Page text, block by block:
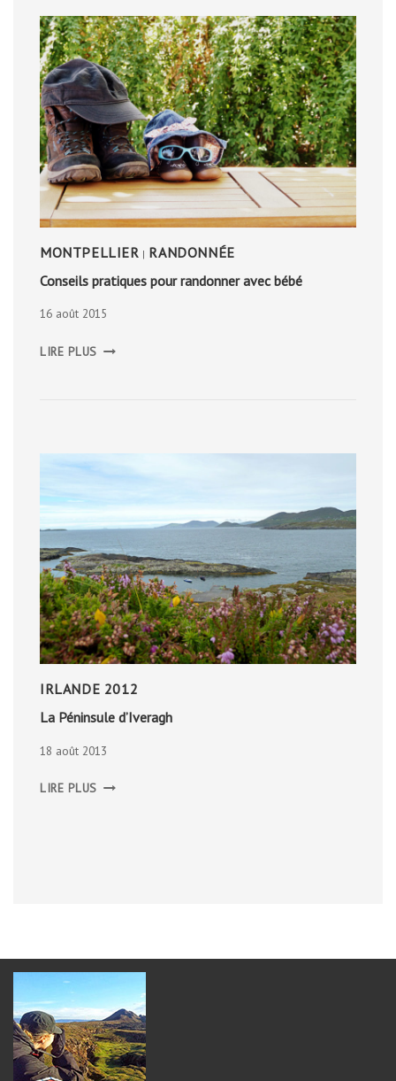
MONTPELLIER | RANDONNÉE
Conseils pratiques pour randonner avec bébé
16 août 2015
LIRE PLUS PRATIQUES
IRLANDE 2012
La Péninsule d’Iveragh
18 août 2013
LIRE PLUS PÉNINSULE